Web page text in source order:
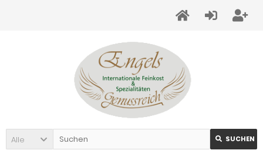
Alle SUCHEN